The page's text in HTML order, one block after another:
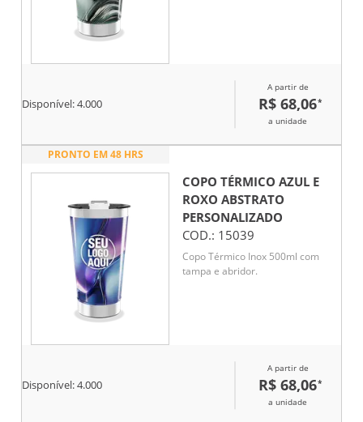
Disponível:4.000
A partir de
R$ 68,06*
a unidade
PRONTO EM 48 HRS
COPO TÉRMICO AZUL E
ROXO ABSTRATO
PERSONALIZADO
COD.: 15039
Copo Térmico Inox 500ml com
tampa e abridor.
Disponível:4.000
A partir de
R$ 68,06*
a unidade